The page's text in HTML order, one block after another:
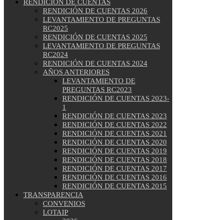
RENDICIÓN DE CUENTAS
RENDICIÓN DE CUENTAS 2026
LEVANTAMIENTO DE PREGUNTAS
RC2025
RENDICIÓN DE CUENTAS 2025
LEVANTAMIENTO DE PREGUNTAS
RC2024
RENDICIÓN DE CUENTAS 2024
AÑOS ANTERIORES
LEVANTAMIENTO DE
PREGUNTAS RC2023
RENDICIÓN DE CUENTAS 2023-
1
RENDICIÓN DE CUENTAS 2023
RENDICIÓN DE CUENTAS 2022
RENDICIÓN DE CUENTAS 2021
RENDICIÓN DE CUENTAS 2020
RENDICIÓN DE CUENTAS 2019
RENDICIÓN DE CUENTAS 2018
RENDICIÓN DE CUENTAS 2017
RENDICIÓN DE CUENTAS 2016
RENDICIÓN DE CUENTAS 2015
TRANSPARENCIA
CONVENIOS
LOTAIP